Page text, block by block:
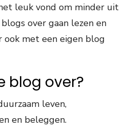
leuk vond om minder uit
over gaan lezen en
ook met een eigen blog
blog over?
leven,
en beleggen.